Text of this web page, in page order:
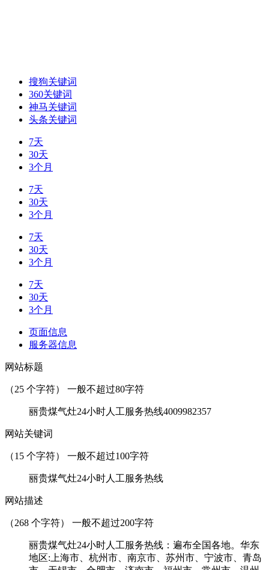
搜狗关键词
360关键词
神马关键词
头条关键词
7天
30天
3个月
7天
30天
3个月
7天
30天
3个月
7天
30天
3个月
页面信息
服务器信息
网站标题
（25 个字符） 一般不超过80字符
丽贵煤气灶24小时人工服务热线4009982357
网站关键词
（15 个字符） 一般不超过100字符
丽贵煤气灶24小时人工服务热线
网站描述
（268 个字符） 一般不超过200字符
丽贵煤气灶24小时人工服务热线：遍布全国各地。华东
地区:上海市、杭州市、南京市、苏州市、宁波市、青岛